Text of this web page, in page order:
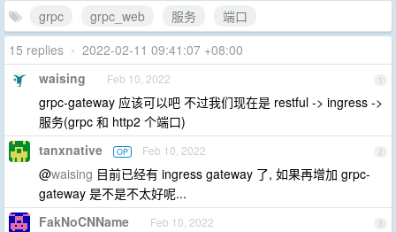
grpc
grpc_web 服务
端口
15 replies • 2022-02-11 09:41:07 +08:00
1
waising Feb 10, 2022
grpc-gateway 应该可以吧 不过我们现在是 restful -> ingress ->
服务(grpc 和 http2 个端口)
2
tanxnative OP Feb 10, 2022
@waising 目前已经有 ingress gateway 了, 如果再增加 grpc-
gateway 是不是不太好呢...
3
FakNoCNName Feb 10, 2022